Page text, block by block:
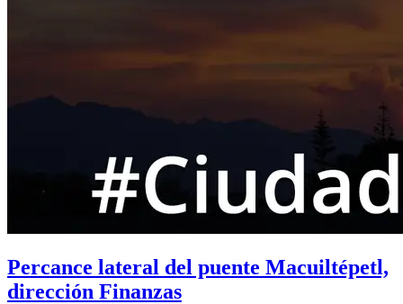
Percance lateral del puente Macuiltépetl,
dirección Finanzas